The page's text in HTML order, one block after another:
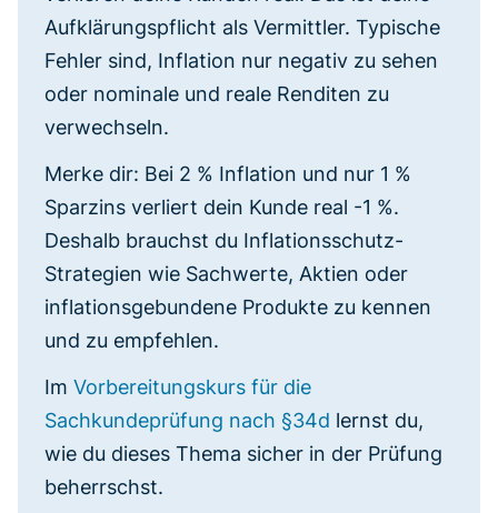
Aufklärungspflicht als Vermittler. Typische
Fehler sind, Inflation nur negativ zu sehen
oder nominale und reale Renditen zu
verwechseln.
Merke dir: Bei 2 % Inflation und nur 1 %
Sparzins verliert dein Kunde real -1 %.
Deshalb brauchst du Inflationsschutz-
Strategien wie Sachwerte, Aktien oder
inflationsgebundene Produkte zu kennen
und zu empfehlen.
Im Vorbereitungskurs für die
Sachkundeprüfung nach §34d lernst du,
wie du dieses Thema sicher in der Prüfung
beherrschst.